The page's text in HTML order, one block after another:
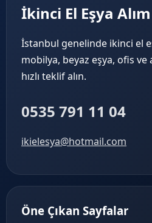
İkinci El Eşya
İstanbul genelinde ikinci el
mobilya, beyaz eşya, ofis
hızlı teklif alın.
0535 791 11 04
ikielesya@hotmail.com
Öne Çıkan Sayfalar